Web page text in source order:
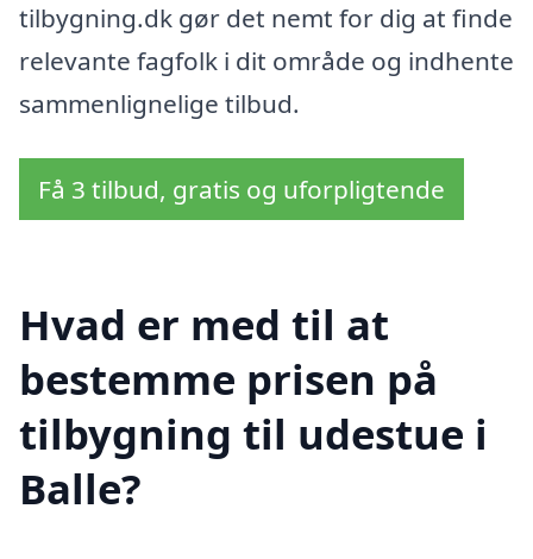
tilbygning.dk gør det nemt for dig at finde
relevante fagfolk i dit område og indhente
sammenlignelige tilbud.
Få 3 tilbud, gratis og uforpligtende
Hvad er med til at
bestemme prisen på
tilbygning til udestue i
Balle?